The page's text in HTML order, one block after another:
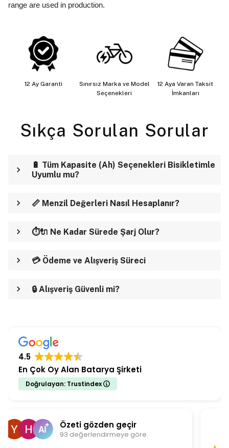
range are used in production.
12 Ay Garanti
Sınırsız Marka ve Model
Seçenekleri
12 Aya Varan Taksit
İmkanları
Sıkça Sorulan Sorular
🔋 Tüm Kapasite (Ah) Seçenekleri Bisikletimle
Uyumlu mu?
📏 Menzil Değerleri Nasıl Hesaplanır?
⏱️🔌 Ne Kadar Sürede Şarj Olur?
💳 Ödeme ve Alışveriş Süreci
🔒 Alışveriş Güvenli mi?